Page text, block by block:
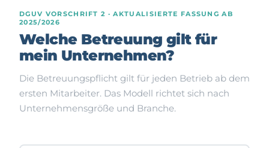
DGUV VORSCHRIFT 2 · AKTUALISIERTE FASSUNG AB
2025/2026
Welche Betreuung gilt für
mein Unternehmen?
Die Betreuungspflicht gilt für jeden Betrieb ab dem
ersten Mitarbeiter. Das Modell richtet sich nach
Unternehmensgröße und Branche.